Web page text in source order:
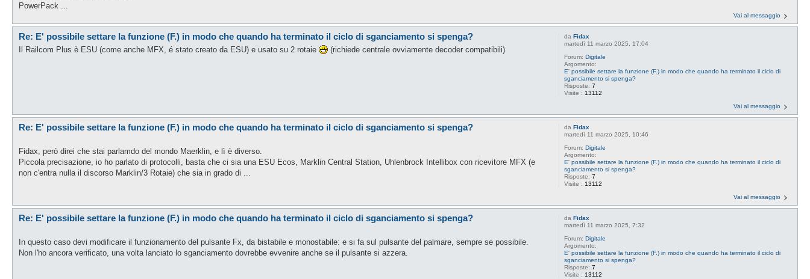
PowerPack ...
Vai al messaggio
daFidax
martedì 11 marzo 2025, 17:04
Forum:Digitale
Argomento:
E' possibile settare la funzione (F.) in modo che quando ha terminato il ciclo di
sganciamento si spenga?
Risposte:7
Visite : 13112
Re: E' possibile settare la funzione (F.) in modo che quando ha terminato il ciclo di sganciamento si spenga?
Il Railcom Plus è ESU (come anche MFX, é stato creato da ESU) e usato su 2 rotaie (richiede centrale ovviamente decoder compatibili)
Vai al messaggio
daFidax
martedì 11 marzo 2025, 10:46
Forum:Digitale
Argomento:
E' possibile settare la funzione (F.) in modo che quando ha terminato il ciclo di
sganciamento si spenga?
Risposte:7
Visite : 13112
Re: E' possibile settare la funzione (F.) in modo che quando ha terminato il ciclo di sganciamento si spenga?
Fidax, però direi che stai parlamdo del mondo Maerklin, e lì è diverso.
Piccola precisazione, io ho parlato di protocolli, basta che ci sia una ESU Ecos, Marklin Central Station, Uhlenbrock Intellibox con ricevitore MFX (e
non c'entra nulla il discorso Marklin/3 Rotaie) che sia in grado di ...
Vai al messaggio
daFidax
martedì 11 marzo 2025, 7:32
Forum:Digitale
Argomento:
E' possibile settare la funzione (F.) in modo che quando ha terminato il ciclo di
sganciamento si spenga?
Risposte:7
Visite : 13112
Re: E' possibile settare la funzione (F.) in modo che quando ha terminato il ciclo di sganciamento si spenga?
In questo caso devi modificare il funzionamento del pulsante Fx, da bistabile e monostabile: e si fa sul pulsante del palmare, sempre se possibile.
Non l'ho ancora verificato, una volta lanciato lo sganciamento dovrebbe evvenire anche se il pulsante si azzera.